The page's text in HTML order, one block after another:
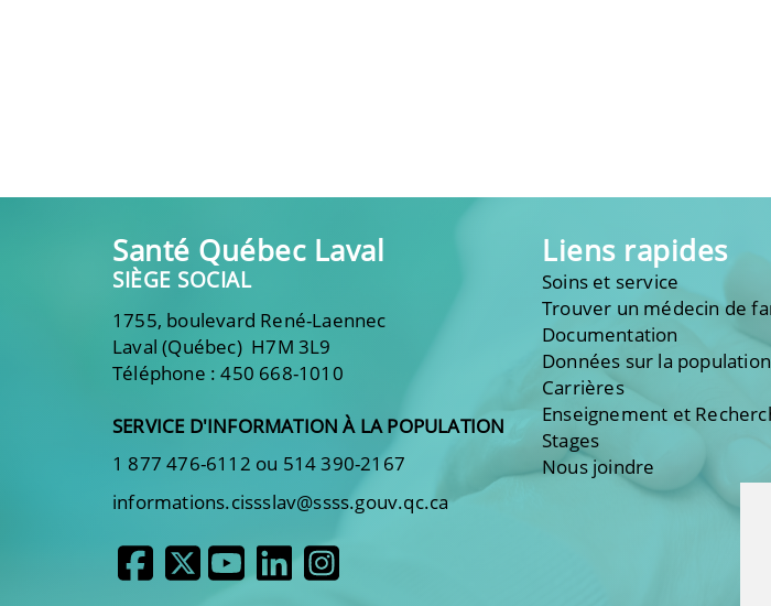
Santé Québec Laval
SIÈGE SOCIAL
1755, boulevard René-Laennec
Laval (Québec) H7M 3L9
Téléphone : 450 668-1010
SERVICE D'INFORMATION À LA POPULATION
1 877 476-6112 ou 514 390-2167
informations.cissslav@ssss.gouv.qc.ca
Liens rapides
Soins et service
Trouver un médecin de
Documentation
Données sur la population
Carrières
Enseignement et
Stages
Nous joindre